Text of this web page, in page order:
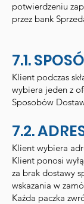
potwierdzeniu
przez bank
7.1.
Klient podczas
wybiera jeden z
Sposobów
7.2.
Klient wybiera
Klient ponosi
za brak dostawy
wskazania w
Każda paczka